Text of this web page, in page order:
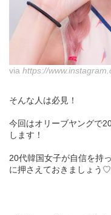
via https://
そんな人は必見！
今回はオリーブヤングで
します！
20代韓国女子が自信を持
に押さえておきましょう♡